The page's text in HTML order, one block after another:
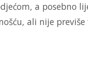
a posebno
ali nije